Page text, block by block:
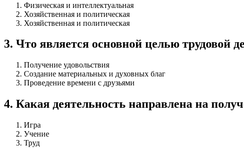
Физическая и интеллектуальная
Хозяйственная и политическая
Хозяйственная и политическая
3. Что является основной целью трудовой
Получение удовольствия
Создание материальных и духовных благ
Проведение времени с друзьями
4. Какая деятельность направлена на
Игра
Учение
Труд